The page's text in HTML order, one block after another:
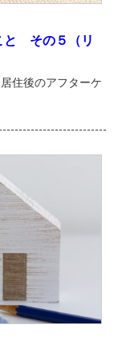
と その５（リ
住後のアフターケ